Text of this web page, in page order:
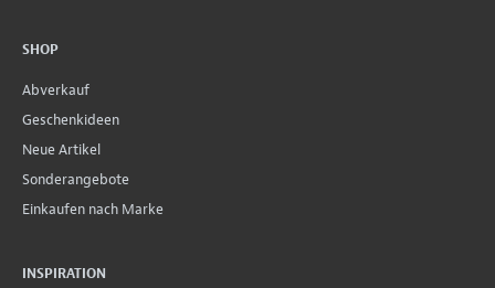
SHOP
Abverkauf
Geschenkideen
Neue Artikel
Sonderangebote
Einkaufen nach Marke
INSPIRATION